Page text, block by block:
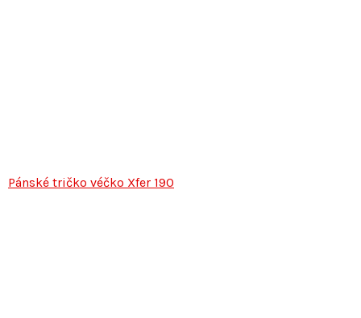
Pánské tričko véčko Xfer 190